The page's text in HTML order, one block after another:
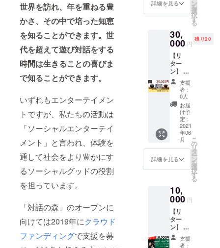
世界を訪れ、年を重ねる豊
かさ、その中で培った知恵
を知ることができます。世
代を超えて遊び対話をする
時間は生きることの喜びま
で知ることができます。
いずれもエンターテイメン
トですが、私たちの活動は
「ソーシャルエンターテイ
メント」と言われ、体験を
通して社会をより豊かにす
るソーシャルグッドの役割
を担っています。
「対話の森」のオープンに
向けては2019年にクラウド
ファンディングで支援を募
る言葉
とは?
期がん
の人た
ちに寄
り添
い、た
だ死を
待つの
ではな
く、最
後まで
何かを
生み出
そうと
する、
そのお
をして
きたセ
る、心
震える
エッセ
イ集。
『暗闇
から世
界が変
42cm S
67cm、
45cm M
：身丈
身幅
48cm L
：身丈
73cm、
身幅
51cm
XL：身
76cm、
身幅
54cm
＝＝＝
＝＝
「ダイ
ン・
ザ・
ダー
ク」T
シャツ
実はこ
ちらの
ス。 亀
られて
いるの
をみつ
け、ひ
とめぼ
れ。
「DIAL
OGUE
MUSEU
M」の
文字
と、整
頓され
た点字
の中に
も オリ
ジナル
入れて
いただ
た。
ダーク
のアテ
ンドも
点字の
ナル手
話クリ
イル ・
サイレ
ンスオ
リジナ
ルハン
カチ
※お色
は２色
ありま
すがお
楽しみ
です！
・ダー
クアテ
ンド監
修今治
タオル
は４色
ですが
お楽し
みで
す！ ・
ダイア
ログ点
字グラ
詳細を見る ン
を
選
択
す
る
30,
000 円
残り20
【リ
ター
ン】 ①
ダイア
ログか
らのお
礼メッ
セージ
②ダイ
アロ
グ・イ
ン・
ザ・
ダーク
の視覚
障害者
ドと会
津職人
がコラ
ボレー
ション
した会
津漆器
「めぐ
支援
者：
0人
お届
け予
定：
2021
年06
月
詳細を見る
こ
の
リ
タ
ー
ン
を
選
択
す
る
10,
000 円
【リ
ター
ン】 ①
ダイア
ログか
支援
者：